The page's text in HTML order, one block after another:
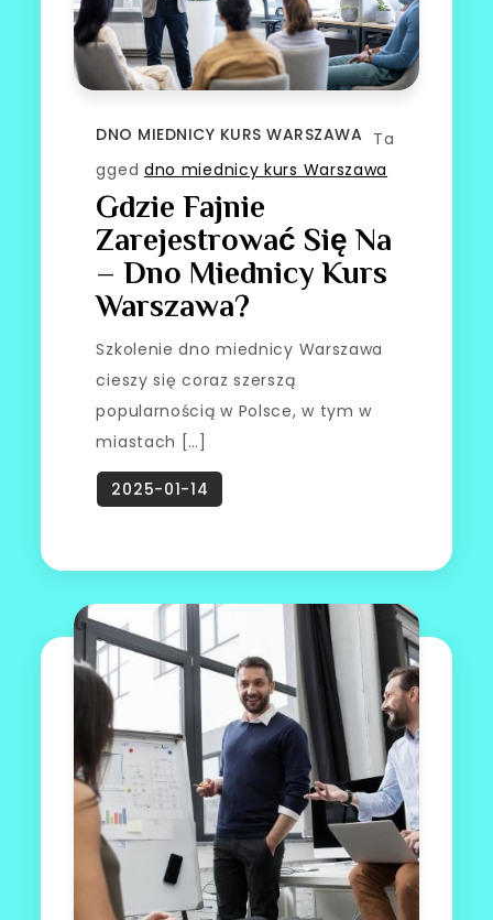
DNO MIEDNICY KURS WARSZAWA Ta
gged dno miednicy kurs Warszawa
Gdzie Fajnie
Zarejestrować Się Na
– Dno Miednicy Kurs
Warszawa?
Szkolenie dno miednicy Warszawa
cieszy się coraz szerszą
popularnością w Polsce, w tym w
miastach […]